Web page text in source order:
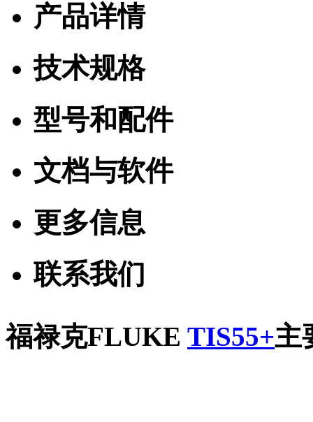
产品详情
技术规格
型号和配件
文档与软件
更多信息
联系我们
福禄克FLUKE TIS55+主